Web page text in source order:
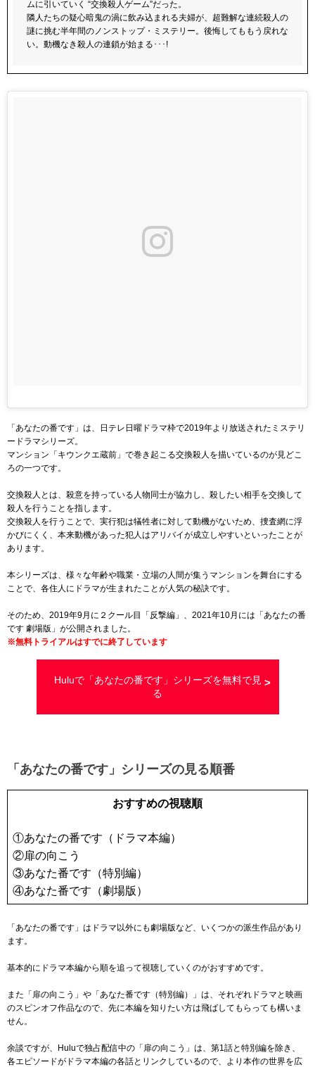
ムに引いていく “交換殺人ゲーム”だった。
隣人たちの疑心暗鬼の渦に飲み込まれる夫婦が、超難解な連続殺人の
謎に挑む半年間のノンストップ・ミステリー。後悔してももう戻れな
い。動機なき殺人の連鎖が始まる･･･!
「あなたの番です」は、日テレ日曜ドラマ枠で2019年より放送されたミステリ
ードラマシリーズ。
マンション「キウンクエ蔵前」で巻き起こる交換殺人を描いているのが見どこ
ろの一つです。
交換殺人とは、殺意を持っている人物同士が協力し、殺したい相手を交換して
殺人を行うことを指します。
交換殺人を行うことで、実行犯は犠牲者に対して動機がないため、捜査網に浮
かびにくく、本来動機があった犯人はアリバイが成立しやすいといったことが
あります。
本シリーズは、様々な年齢や職業・立場の人間が集うマンションを舞台にする
ことで、各住人にドラマが生まれたことが人気の秘訣です。
そのため、2019年9月に２クール目「反撃編」、2021年10月には「あなたの番
です 劇場版」が公開されました。
※無料トライアルはすでに終了しています
Huluで「あなたの番です」シリーズを無料で見
る
「あなたの番です」シリーズの見る順番
おすすめの視聴順
①あなたの番です（ドラマ本編）
②扉の向こう
③あなた番です（特別編）
④あなた番です（劇場版）
「あなたの番です」はドラマ以外にも劇場版など、いくつかの派生作品があり
ます。
基本的にドラマ本編から順を追って視聴していくのがおすすめです。
また「扉の向こう」や「あなた番です（特別編）」は、それぞれドラマと映画
のスピンオフ作品なので、先に本編を知りたい方は飛ばしてもらっても構いま
せん。
余談ですが、Huluで独占配信中の「扉の向こう」は、第1話と特別編を除き、
各エピソードがドラマ本編の各話とリンクしているので、より本作の世界を広